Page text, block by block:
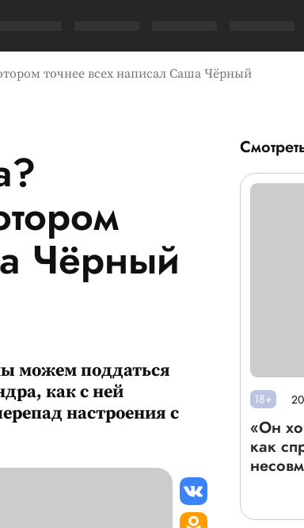
точнее всех написал Саша Чёрный
Чёрный
можем поддаться
как с ней
настроения с
18+
«Он
как